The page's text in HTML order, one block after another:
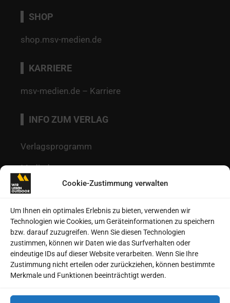
Cookie-Zustimmung verwalten
Um Ihnen ein optimales Erlebnis zu bieten, verwenden wir
Technologien wie Cookies, um Geräteinformationen zu speichern
bzw. darauf zuzugreifen. Wenn Sie diesen Technologien
zustimmen, können wir Daten wie das Surfverhalten oder
eindeutige IDs auf dieser Website verarbeiten. Wenn Sie Ihre
Zustimmung nicht erteilen oder zurückziehen, können bestimmte
Merkmale und Funktionen beeinträchtigt werden.
SHOP
shop.msv-medien.de
KARRIERE
msv-medien.de – Karriere
INFO ZUM VERLAG
Verlagsprogramm
Mediadaten
Redaktion
Kontakt
Autoren
Datenschutz
Impressum
Heftarchive